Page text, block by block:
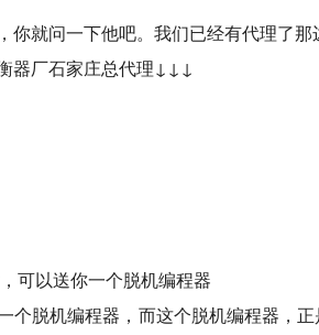
就问一下他吧。我们已经有代理了那
器厂石家庄总代理↓↓↓
可以送你一个脱机编程器
个脱机编程器，而这个脱机编程器，